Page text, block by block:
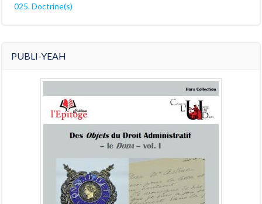
025. Doctrine(s)
PUBLI-YEAH